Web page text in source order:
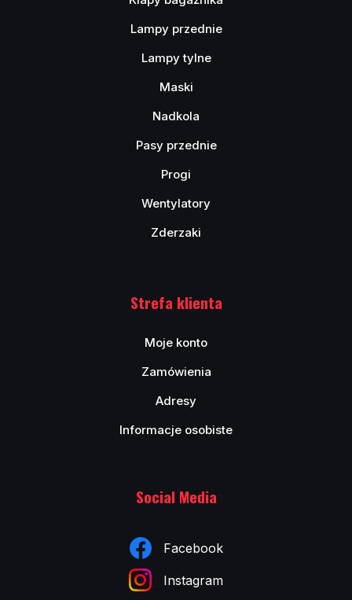
Lampy przednie
Lampy tylne
Maski
Nadkola
Pasy przednie
Progi
Wentylatory
Zderzaki
Strefa klienta
Moje konto
Zamówienia
Adresy
Informacje osobiste
Social Media
Facebook
Instagram